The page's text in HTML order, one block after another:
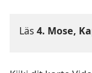
Läs 4. Mose,